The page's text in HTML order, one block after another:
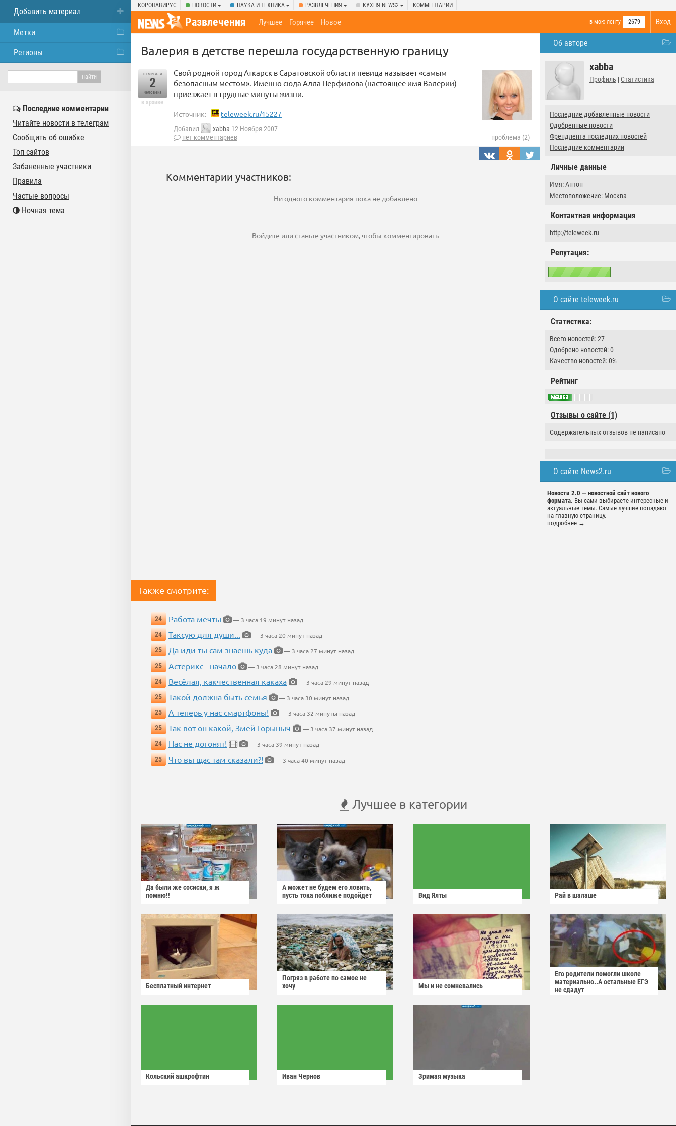
КОРОНАВИРУС НОВОСТИ НАУКА И ТЕХНИКА РАЗВЛЕЧЕНИЯ КУХНЯ NEWS2 КОММЕНТАРИИ
Вход
Развлечения в мою ленту 2679
Лучшее Горячее Новое
Об авторе
xabba
Профиль | Статистика
Последние добавленные новости
Одобренные новости
Френдлента последних новостей
Последние комментарии
Личные данные
Имя: Антон
Местоположение: Москва
Контактная информация
http://teleweek.ru
Репутация:
О сайте teleweek.ru
Статистика:
Всего новостей: 27
Одобрено новостей: 0
Качество новостей: 0%
Рейтинг
Отзывы о сайте (1)
Содержательных отзывов не написано
О сайте News2.ru
Новости 2.0 — новостной сайт нового
формата. Вы сами выбираете интересные и
актуальные темы. Самые лучшие попадают
на главную страницу.
подробнее →
Валерия в детстве перешла государственную границу
отметили
2
человека
в архиве
Свой родной город Аткарск в Саратовской области певица называет «самым
безопасным местом». Именно сюда Алла Перфилова (настоящее имя Валерии)
приезжает в трудные минуты жизни.
Источник: teleweek.ru/15227
Добавил xabba 12 Ноября 2007
нет комментариев
проблема (2)
Комментарии участников:
Ни одного комментария пока не добавлено
Войдите илистаньте участником, чтобы комментировать
Также смотрите:
24 Работа мечты
— 3 часа 19 минут назад
24
Таксую для души...
— 3 часа 20 минут назад
25
Да иди ты сам знаешь куда
— 3 часа 27 минут назад
25
Астерикс - начало
— 3 часа 28 минут назад
24
Весёлая, какчественная какаха
— 3 часа 29 минут назад
25
Такой должна быть семья
— 3 часа 30 минут назад
25
А теперь у нас смартфоны!
— 3 часа 32 минуты назад
25
Так вот он какой, Змей Горыныч
— 3 часа 37 минут назад
24
Нас не догонят!
— 3 часа 39 минут назад
25
Что вы щас там сказали?! — 3 часа 40 минут назад
Лучшее в категории
Да были же сосиски, я ж
помню!!
А может не будем его ловить,
пусть тока поближе подойдет
Вид Ялты Рай в шалаше
Бесплатный интернет
Погряз в работе по самое не
хочу
Мы и не сомневались
Его родители помогли школе
материально..А остальные ЕГЭ
не сдадут
Кольский ашкрофтин Иван Чернов Зримая музыка
Добавить материал
Метки
Регионы
Последние комментарии
Читайте новости в телеграм
Сообщить об ошибке
Топ сайтов
Забаненные участники
Правила
Частые вопросы
Ночная тема